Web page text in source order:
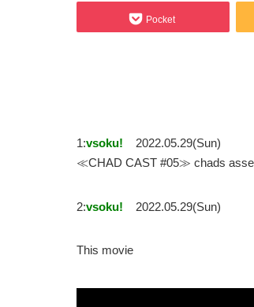
Pocket
1:vsoku!
2022.05.29(Sun)
≪CHAD CAST #05≫ chads
2:vsoku! 2022.05.29(Sun)
This movie